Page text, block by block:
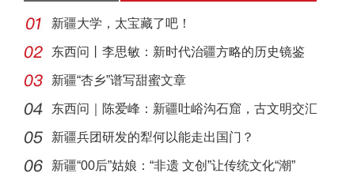
【与你为邻】吉国马戏表演技师：这里的人和
新疆大学，太宝藏了吧！
东西问丨李思敏：新时代治疆方略的历史镜鉴
新疆“杏乡”谱写甜蜜文章
东西问｜陈爱峰：新疆吐峪沟石窟，古文明交汇
见证
新疆兵团研发的犁何以能走出国门？
新疆“00后”姑娘：“非遗 文创”让传统文化“潮”